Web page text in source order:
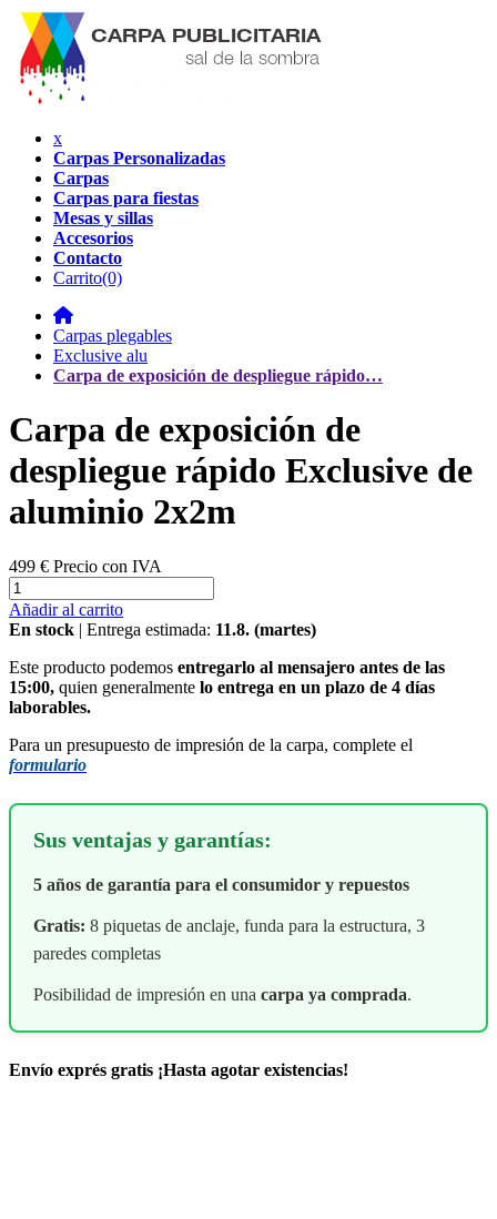
x
Carpas Personalizadas
Carpas
Carpas para fiestas
Mesas y sillas
Accesorios
Contacto
Carrito(0)
Carpas plegables
Exclusive alu
Carpa de exposición de despliegue rápido…
Carpa de exposición de
despliegue rápido Exclusive de
aluminio 2x2m
499 € Precio con IVA
Añadir al carrito
En stock | Entrega estimada: 11.8. (martes)
Este producto podemos entregarlo al mensajero antes de las
15:00, quien generalmente lo entrega en un plazo de 4 días
laborables.
Para un presupuesto de impresión de la carpa, complete el
formulario
Sus ventajas y garantías:
5 años de garantía para el consumidor y repuestos
Gratis: 8 piquetas de anclaje, funda para la estructura, 3
paredes completas
Posibilidad de impresión en una carpa ya comprada.
Envío exprés gratis ¡Hasta agotar existencias!